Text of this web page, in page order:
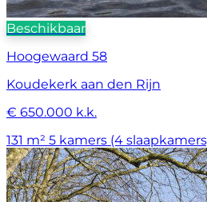
Beschikbaar
Hoogewaard 58
Koudekerk aan den Rijn
€ 650.000 k.k.
131 m² 5 kamers (4